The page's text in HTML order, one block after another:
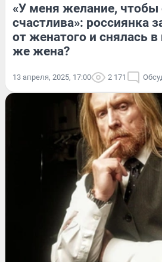
«У меня желание, чтобы
счастлива»: россиянка
от женатого и снялась
же жена?
13 апреля, 2025, 17:00 2 171